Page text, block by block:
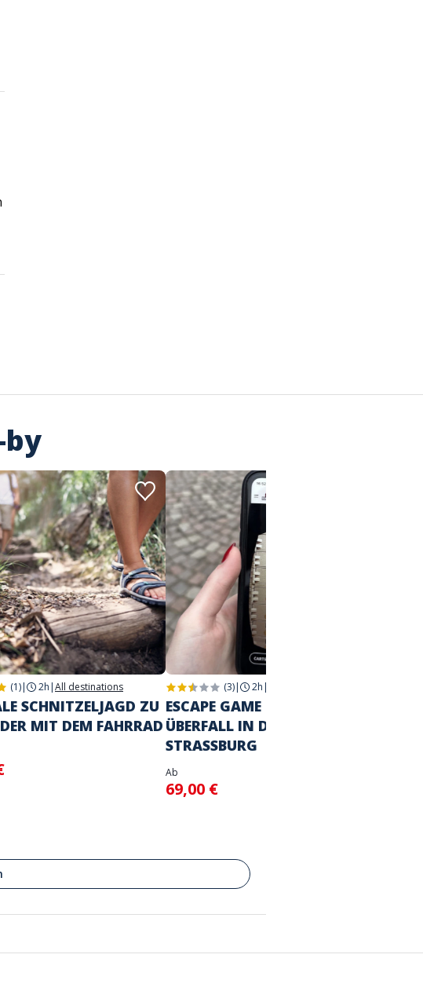
(1)| 2h |All destinations
SCHNITZELJAGD ZU
MIT DEM FAHRRAD
(3)| 2h |
ESCAPE GAME IN DER STADT
ÜBERFALL IN DER CASA
STRASSBURG
Ab
69,00 €